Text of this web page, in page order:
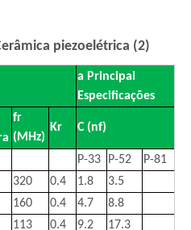
piezoelétrica (2)
a Principal
Especificações
fr
(MHz)
Kr C (nf)
P-33 P-52
P-81
320 0.4 1.8
3.5
160 0.4 4.7
8.8
113 0.4 9.2
17.3